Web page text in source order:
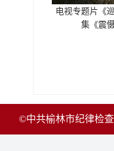
电视专题片《
集《震
©中共榆林市纪律检